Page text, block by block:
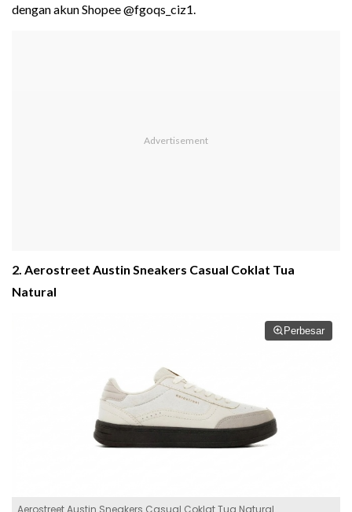
dengan akun Shopee @fgoqs_ciz1.
2. Aerostreet Austin Sneakers Casual Coklat Tua
Natural
Perbesar
Aerostreet Austin Sneakers Casual Coklat Tua Natural